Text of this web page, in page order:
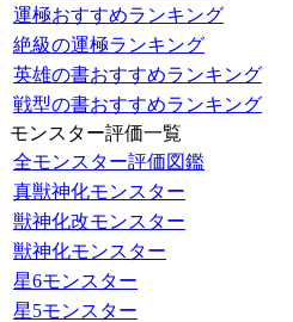
運極おすすめランキング
絶級の運極ランキング
英雄の書おすすめランキング
戦型の書おすすめランキング
モンスター評価一覧
全モンスター評価図鑑
真獣神化モンスター
獣神化改モンスター
獣神化モンスター
星6モンスター
星5モンスター